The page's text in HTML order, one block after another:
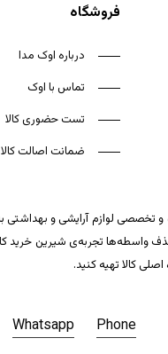
فروشگاه
درباره اوک مدا
تماس با اوک
تست حضوری کالا
ضمانت اصالت کالا
لوازم آرایشی و بهداشتی
تجربه‌ی شیرین خرید
کالا تهیه کنید.
Whatsapp Phone